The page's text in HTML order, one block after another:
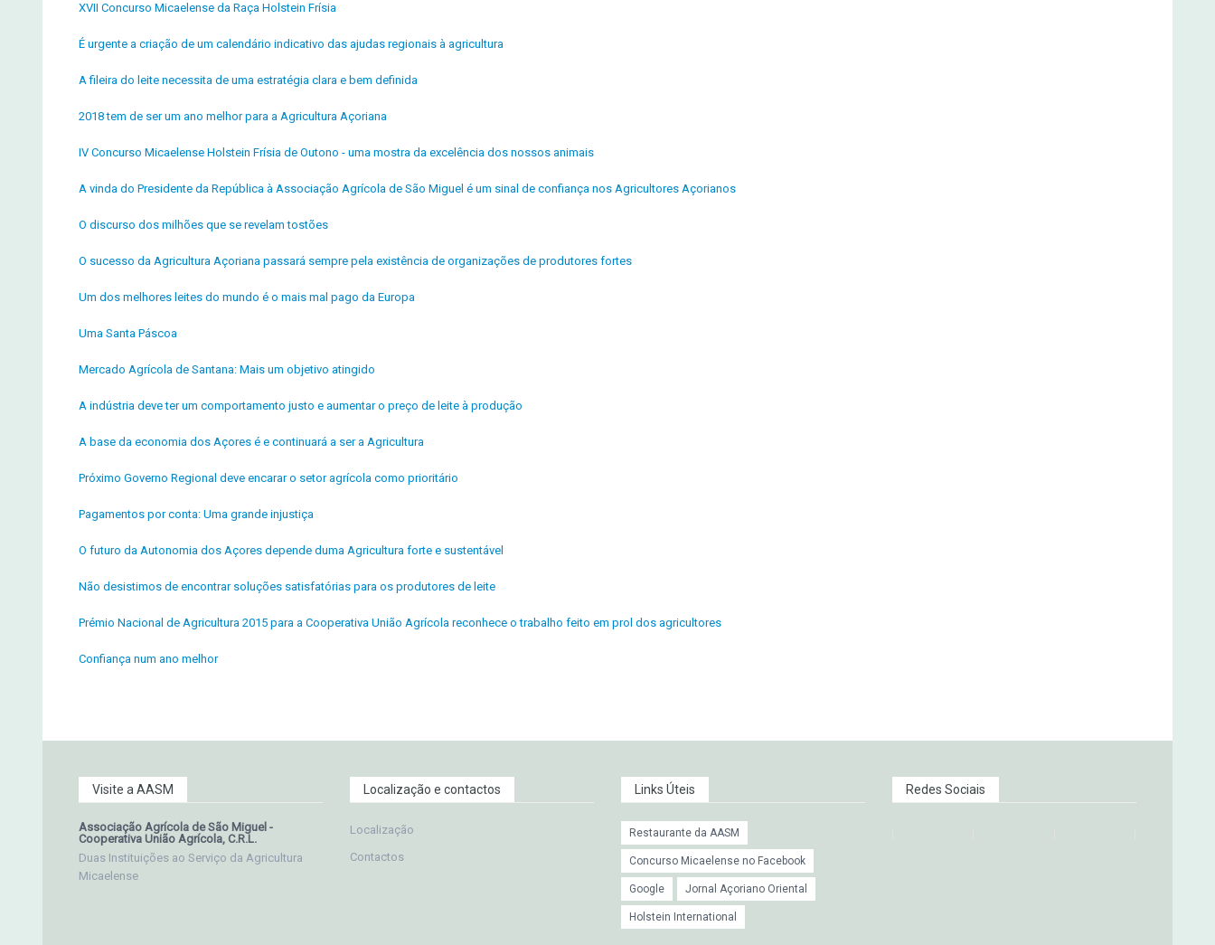
XVII Concurso Micaelense da Raça Holstein Frísia
É urgente a criação de um calendário indicativo das ajudas regionais à agricultura
A fileira do leite necessita de uma estratégia clara e bem definida
2018 tem de ser um ano melhor para a Agricultura Açoriana
IV Concurso Micaelense Holstein Frísia de Outono - uma mostra da excelência dos nossos animais
A vinda do Presidente da República à Associação Agrícola de São Miguel é um sinal de confiança nos Agricultores Açorianos
O discurso dos milhões que se revelam tostões
O sucesso da Agricultura Açoriana passará sempre pela existência de organizações de produtores fortes
Um dos melhores leites do mundo é o mais mal pago da Europa
Uma Santa Páscoa
Mercado Agrícola de Santana: Mais um objetivo atingido
A indústria deve ter um comportamento justo e aumentar o preço de leite à produção
A base da economia dos Açores é e continuará a ser a Agricultura
Próximo Governo Regional deve encarar o setor agrícola como prioritário
Pagamentos por conta: Uma grande injustiça
O futuro da Autonomia dos Açores depende duma Agricultura forte e sustentável
Não desistimos de encontrar soluções satisfatórias para os produtores de leite
Prémio Nacional de Agricultura 2015 para a Cooperativa União Agrícola reconhece o trabalho feito em prol dos agricultores
Confiança num ano melhor
Visite a AASM
Associação Agrícola de São Miguel -
Cooperativa União Agrícola, C.R.L.
Duas Instituições ao Serviço da Agricultura
Micaelense
Localização e contactos
Localização
Contactos
Links Úteis
Restaurante da AASM
Concurso Micaelense no Facebook
Google Jornal Açoriano Oriental
Holstein International
Redes Sociais